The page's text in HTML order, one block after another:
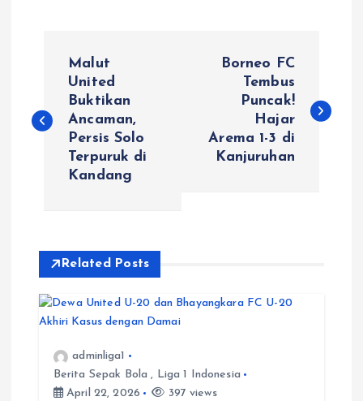
s
a
v
Malut
United
Buktikan
Ancaman,
Persis Solo
Terpuruk di
Kandang
Borneo FC
Tembus
Puncak!
Hajar
Arema 1-3 di
Kanjuruhan
Related Posts
adminliga1
Berita Sepak Bola , Liga 1 Indonesia
April 22, 2026
397 views